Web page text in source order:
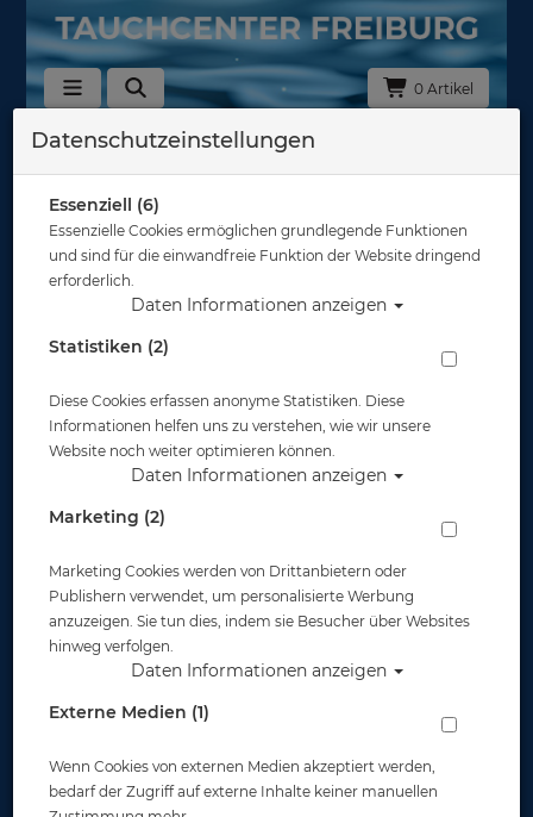
0 Artikel
Zurück
Mares Cruise Dry Attack Titan - Red
Artikelnr.: mar-415524
Datenschutzeinstellungen
Essenziell (6)
Essenzielle Cookies ermöglichen grundlegende Funktionen
und sind für die einwandfreie Funktion der Website dringend
erforderlich.
Daten Informationen anzeigen
Statistiken (2)
Diese Cookies erfassen anonyme Statistiken. Diese
Informationen helfen uns zu verstehen, wie wir unsere
Website noch weiter optimieren können.
Daten Informationen anzeigen
Marketing (2)
Marketing Cookies werden von Drittanbietern oder
Publishern verwendet, um personalisierte Werbung
anzuzeigen. Sie tun dies, indem sie Besucher über Websites
hinweg verfolgen.
Daten Informationen anzeigen
Externe Medien (1)
Wenn Cookies von externen Medien akzeptiert werden,
bedarf der Zugriff auf externe Inhalte keiner manuellen